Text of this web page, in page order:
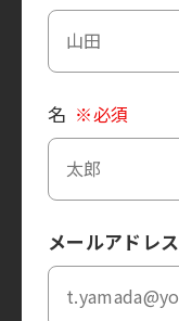
名 ※必須
メールアドレス